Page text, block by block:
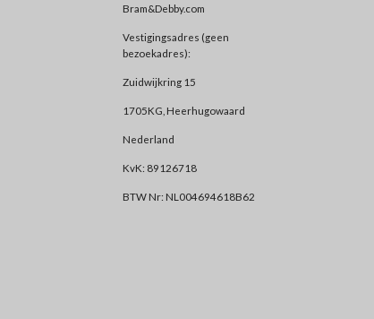
Bram&Debby.com
Vestigingsadres (geen
bezoekadres):
Zuidwijkring 15
1705KG, Heerhugowaard
Nederland
KvK: 89126718
BTW Nr: NL004694618B62